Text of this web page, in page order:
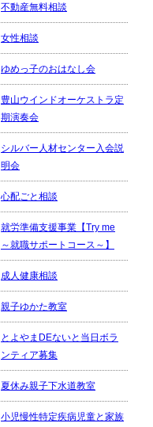
不動産無料相談
女性相談
ゆめっ子のおはなし会
豊山ウインドオーケストラ定
期演奏会
シルバー人材センター入会説
明会
心配ごと相談
就労準備支援事業【Try me
～就職サポートコース～】
成人健康相談
親子ゆかた教室
とよやまDEないと当日ボラ
ンティア募集
夏休み親子下水道教室
小児慢性特定疾病児童と家族